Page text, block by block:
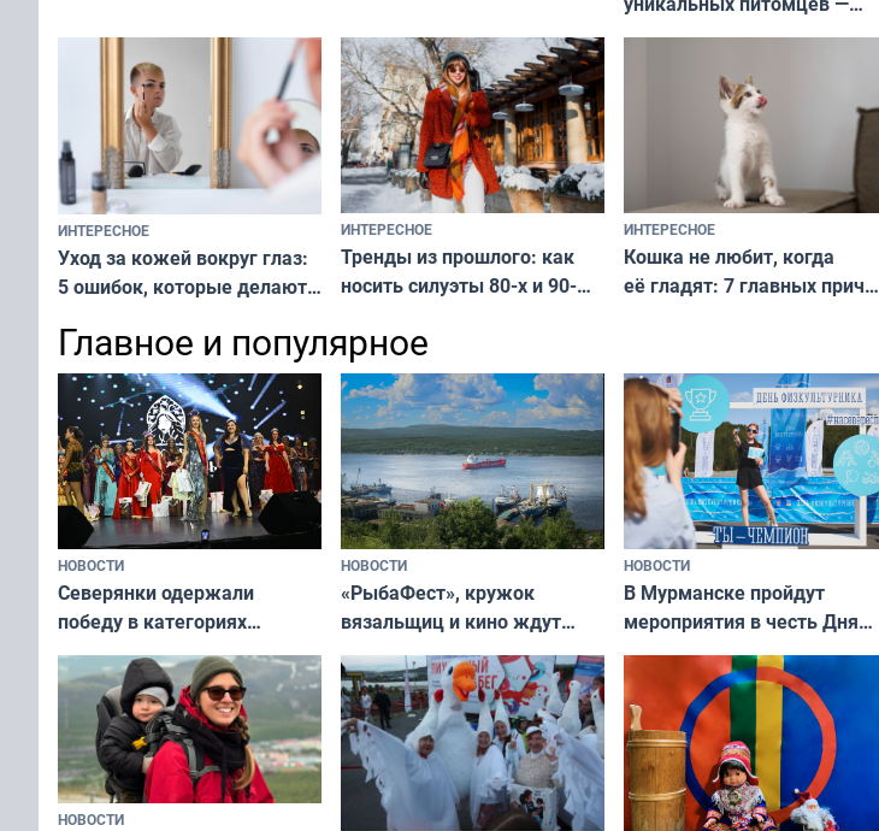
национальные сокровища
и характером
ИНТЕРЕСНОЕ
Уход за кожей вокруг глаз:
5 ошибок, которые делают
и вернуть свежий взгляд
без дорогих средств
ИНТЕРЕСНОЕ
Тренды из прошлого: как
носить силуэты 80-х и 90-
современно и стильно без
переплат
ИНТЕРЕСНОЕ
Кошка не любит, когда
её гладят: 7 главных причин
независимому питомцу
Главное и популярное
НОВОСТИ
Северянки одержали
победу в категориях
всероссийского конкурса
«Мисс и Миссис Великая
Русь»
НОВОСТИ
«РыбаФест», кружок
вязальщиц и кино ждут
мурманчан в эти выходные
НОВОСТИ
В Мурманске пройдут
мероприятия в честь Дня
физкультурника
НОВОСТИ